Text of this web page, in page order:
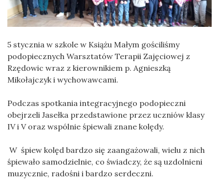
5 stycznia w szkole w Książu Małym gościliśmy
podopiecznych Warsztatów Terapii Zajęciowej z
Rzędowic wraz z kierownikiem p. Agnieszką
Mikołajczyk i wychowawcami.
Podczas spotkania integracyjnego podopieczni
obejrzeli Jasełka przedstawione przez uczniów klasy
IV i V oraz wspólnie śpiewali znane kolędy.
W śpiew kolęd bardzo się zaangażowali, wielu z nich
śpiewało samodzielnie, co świadczy, że są uzdolnieni
muzycznie, radośni i bardzo serdeczni.